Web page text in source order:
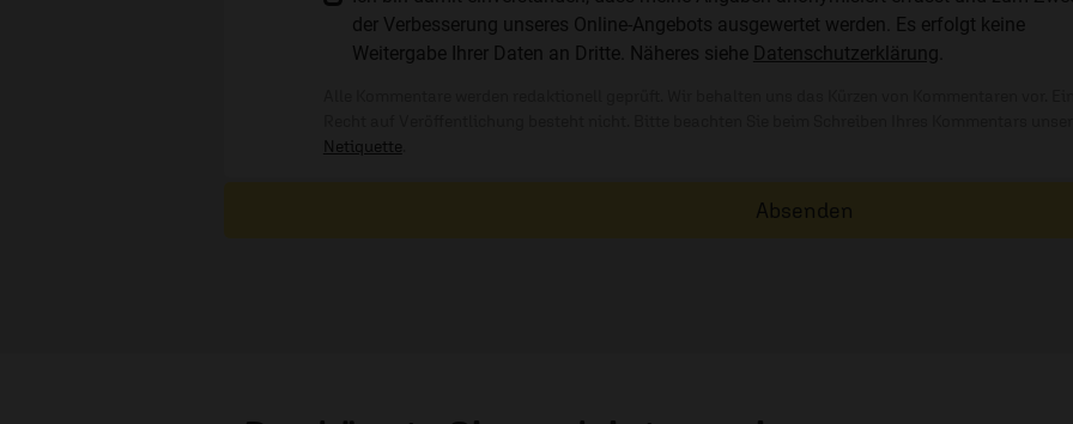
der Verbesserung unseres Online-Angebots ausgewertet werden. Es erfolgt keine
Weitergabe Ihrer Daten an Dritte. Näheres siehe Datenschutzerklärung
Netiquette
Absenden